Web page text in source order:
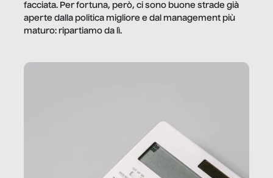
facciata. Per fortuna, però, ci sono buone strade già
aperte dalla politica migliore e dal management più
maturo: ripartiamo da lì.